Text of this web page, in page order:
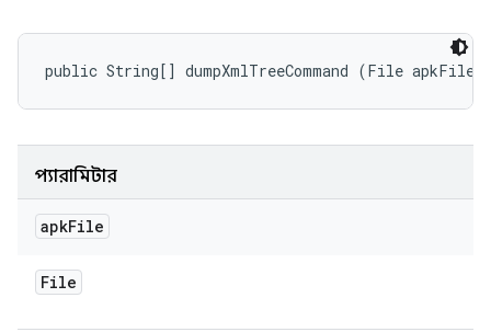
public String[] dumpXmlTreeCommand (File apkFile)
প্যারামিটার
apkFile
File